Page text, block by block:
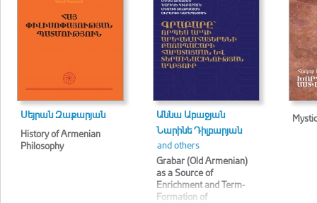
Սեյրան Զաքարյան
History of Armenian
Philosophy
Աննա Աբաջյան
Նարինե Դիլբարյան
and others
Grabar (Old Armenian)
as a Source of
Enrichment and Term-
Formation of